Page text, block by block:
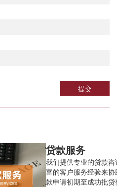
提交
贷款服务
我们提供专业的贷款
富的客户服务经验来
款申请初期至成功批